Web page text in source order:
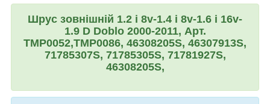
Шрус зовнішній 1.2 i 8v-1.4 i 8v-1.6 i 16v-
1.9 D Doblo 2000-2011, Арт.
TMP0052,ТМР0086, 46308205S, 46307913S,
71785307S, 71785305S, 71781927S,
46308205S,